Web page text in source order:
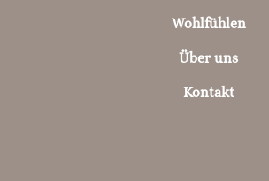
Wohlfühlen
Über uns
Kontakt